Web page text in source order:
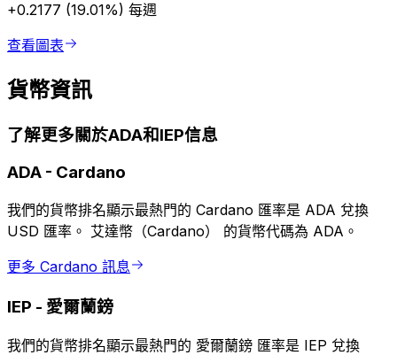
+0.2177 (19.01%) 每週
查看圖表
貨幣資訊
了解更多關於ADA和IEP信息
ADA - Cardano
我們的貨幣排名顯示最熱門的 Cardano 匯率是 ADA 兌換
USD 匯率。 艾達幣（Cardano） 的貨幣代碼為 ADA。
更多 Cardano 訊息
IEP - 愛爾蘭鎊
我們的貨幣排名顯示最熱門的 愛爾蘭鎊 匯率是 IEP 兌換